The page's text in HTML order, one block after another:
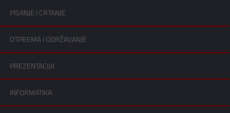
PISANJE I CRTANJE
OTPREMA I ODRŽAVANJE
PREZENTACIJA
INFORMATIKA